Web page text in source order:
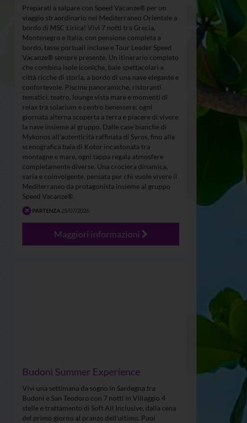
Preparati a salpare con Speed Vacanze® per un
viaggio straordinario nel Mediterraneo Orientale a
bordo di MSC Lirica! Vivi 7 notti tra Grecia,
Montenegro e Italia, con pensione completa a
bordo, tasse portuali incluse e Tour Leader Speed
Vacanze® sempre presente. Un itinerario completo
che combina isole iconiche, baie spettacolari e
città ricche di storia, a bordo di una nave elegante e
confortevole. Piscine panoramiche, ristoranti
tematici, teatro, lounge vista mare e momenti di
relax tra solarium e centro benessere: ogni
giornata alterna scoperta a terra e piacere di vivere
la nave insieme al gruppo. Dalle case bianche di
Mykonos all’autenticità raffinata di Syros, fino alla
scenografica baia di Kotor incastonata tra
montagne e mare, ogni tappa regala atmosfere
completamente diverse. Una crociera dinamica,
varia e coinvolgente, pensata per chi vuole vivere il
Mediterraneo da protagonista insieme al gruppo
Speed Vacanze®.
PARTENZA 25/07/2026
Maggiori informazioni
Budoni Summer Experience
Vivi una settimana da sogno in Sardegna tra
Budoni e San Teodoro con 7 notti in Villaggio 4
stelle e trattamento di Soft All Inclusive, dalla cena
del primo giorno al pranzo dell’ultimo. Puoi